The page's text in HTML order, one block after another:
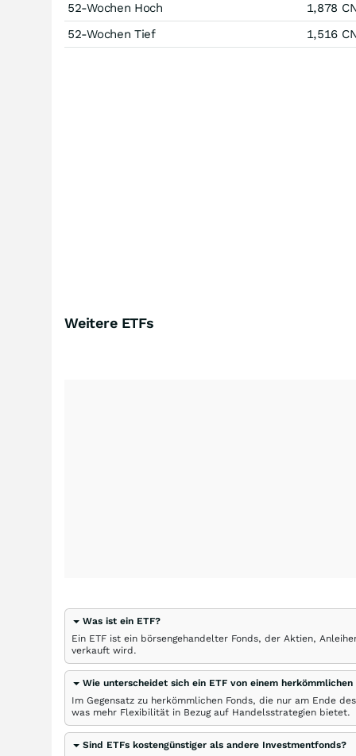
52-Wochen Hoch
1,878
52-Wochen Tief
1,516
Weitere ETFs
Was ist ein ETF?
Ein ETF ist ein börsengehandelter Fonds, der Aktien,
verkauft wird.
Wie unterscheidet sich ein ETF von einem herkömmlichen
Im Gegensatz zu herkömmlichen Fonds, die nur am Ende
was mehr Flexibilität in Bezug auf Handelsstrategien bietet.
Sind ETFs kostengünstiger als andere Investmentfonds?